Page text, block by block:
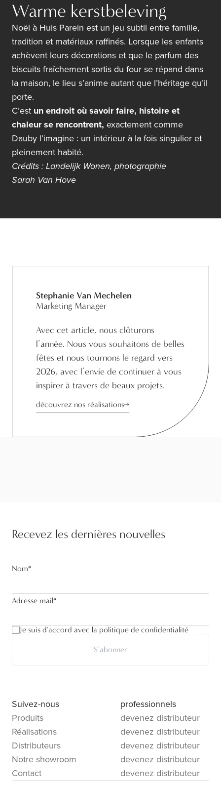
Warme kerstbeleving
Noël à Huis Parein est un jeu subtil entre famille,
tradition et matériaux raffinés. Lorsque les enfants
achèvent leurs décorations et que le parfum des
biscuits fraîchement sortis du four se répand dans
la maison, le lieu s’anime autant que l’héritage qu’il
porte.
C’est un endroit où savoir faire, histoire et
chaleur se rencontrent, exactement comme
Dauby l’imagine : un intérieur à la fois singulier et
pleinement habité.
Crédits : Landelijk Wonen, photographie
Sarah Van Hove
Stephanie Van Mechelen
Marketing Manager
Avec cet article, nous clôturons
l’année. Nous vous souhaitons de belles
fêtes et nous tournons le regard vers
2026, avec l’envie de continuer à vous
inspirer à travers de beaux projets.
découvrez nos réalisations
Recevez les dernières nouvelles
Nom*
Adresse mail*
Je suis d'accord avec la politique de confidentialité
S’abonner
Suivez-nous
Produits
Réalisations
Distributeurs
Notre showroom
Contact
professionnels
devenez distributeur
devenez distributeur
devenez distributeur
devenez distributeur
devenez distributeur